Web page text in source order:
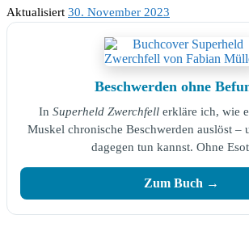
Aktualisiert 30. November 2023
Beschwerden ohne
In Superheld Zwerchfell erkläre ich, wie
Muskel chronische Beschwerden auslöst –
dagegen tun kannst. Ohne
Zum Buch →